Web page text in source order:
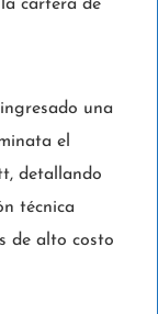
cartera de
una
el
detallando
técnica
de alto costo